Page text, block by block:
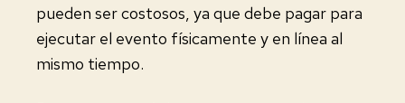
pueden ser costosos, ya que debe pagar para
ejecutar el evento físicamente y en línea al
mismo tiempo.